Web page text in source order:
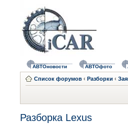
АВТОновости АВТОфото
Список форумов ‹ Разборки ‹
Разборка Lexus